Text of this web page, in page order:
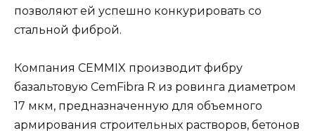
позволяют ей успешно конкурировать со
стальной фиброй.
Компания CEMMIX производит фибру
базальтовую CemFibra R из ровинга диаметром
17 мкм, предназначенную для объемного
армирования строительных растворов, бетонов